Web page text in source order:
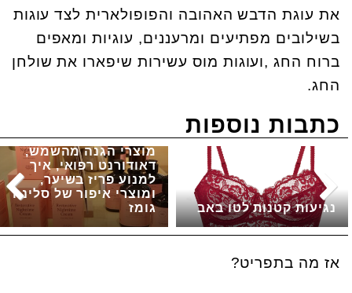
את עוגת הדבש האהובה והפופולארית לצד עוגות
בשילובים מפתיעים ומרעננים, עוגיות ומאפים
ברוח החג ,ועוגות מוס עשירות שיפארו את שולחן
החג.
כתבות נוספות
מוצרי הגנה מהשמש,
דאודורנט רפואי, איך
למנוע פריז בשיער,
ומוצרי איפור של סלינה
גומז
נגיעות קטנות לטו באב
אז מה בתפריט?